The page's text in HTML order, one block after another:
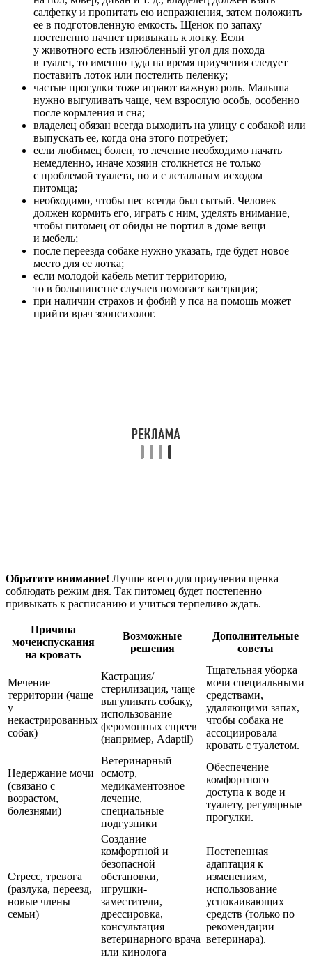
салфетку и пропитать ею испражнения, затем положить
ее в подготовленную емкость. Щенок по запаху
постепенно начнет привыкать к лотку. Если
у животного есть излюбленный угол для похода
в туалет, то именно туда на время приучения следует
поставить лоток или постелить пеленку;
частые прогулки тоже играют важную роль. Малыша
нужно выгуливать чаще, чем взрослую особь, особенно
после кормления и сна;
владелец обязан всегда выходить на улицу с собакой или
выпускать ее, когда она этого потребует;
если любимец болен, то лечение необходимо начать
немедленно, иначе хозяин столкнется не только
с проблемой туалета, но и с летальным исходом
питомца;
необходимо, чтобы пес всегда был сытый. Человек
должен кормить его, играть с ним, уделять внимание,
чтобы питомец от обиды не портил в доме вещи
и мебель;
после переезда собаке нужно указать, где будет новое
место для ее лотка;
если молодой кабель метит территорию,
то в большинстве случаев помогает кастрация;
при наличии страхов и фобий у пса на помощь может
прийти врач зоопсихолог.
Обратите внимание! Лучше всего для приучения щенка
соблюдать режим дня. Так питомец будет постепенно
привыкать к расписанию и учиться терпеливо ждать.
Причина
мочеиспускания
на кровать
Возможные
решения
Дополнительные
советы
Мечение
территории (чаще
у
некастрированных
собак)
Кастрация/
стерилизация, чаще
выгуливать собаку,
использование
феромонных спреев
(например, Adaptil)
Тщательная уборка
мочи специальными
средствами,
удаляющими запах,
чтобы собака не
ассоциировала
кровать с туалетом.
Недержание мочи
(связано с
возрастом,
болезнями)
Ветеринарный
осмотр,
медикаментозное
лечение,
специальные
подгузники
Обеспечение
комфортного
доступа к воде и
туалету, регулярные
прогулки.
Стресс, тревога
(разлука, переезд,
новые члены
семьи)
Создание
комфортной и
безопасной
обстановки,
игрушки-
заместители,
дрессировка,
консультация
ветеринарного врача
или кинолога
Постепенная
адаптация к
изменениям,
использование
успокаивающих
средств (только по
рекомендации
ветеринара).